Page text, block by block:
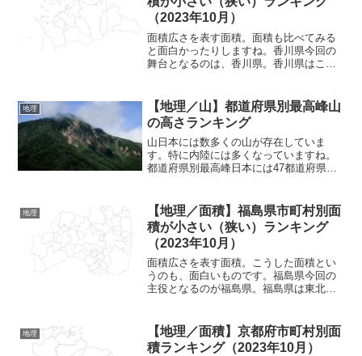
（2023年10月）
面積広さを表す面積。面積も比べてみる
と面白かったりしますね。香川県今回の
舞台となるのは、香川県。香川県はこん
香川県は四国を構成している県となって
おり、四国4県の一つです...
地理
【地理／山】都道府県別最高峰山
の高さランキング
山日本には数多くの山が存在していま
す。特に内陸には多くなっていますね。
都道府県別最高峰日本には47都道府県あ
ます。日本の場合、山がない都道府県と
いうのは、存在していない...
地理
【地理／面積】福島県市町村別面
積が小さい（狭い）ランキング
（2023年10月）
面積広さを表す面積。こうした面積とい
うのも、面白いものです。福島県今回の
主役となるのが福島県。福島県は東北地
す。北には宮城県と山形県、西には新潟
県、南には群馬県、栃木県...
地理
【地理／面積】京都府市町村別面
積ランキング（2023年10月）